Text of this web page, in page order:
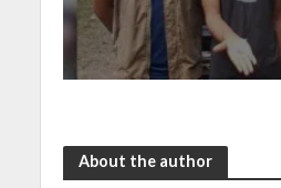
About the author